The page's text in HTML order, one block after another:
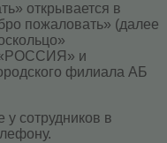
открывается в
пожаловать» (далее
«РОССИЯ» и
филиала АБ
у сотрудников в